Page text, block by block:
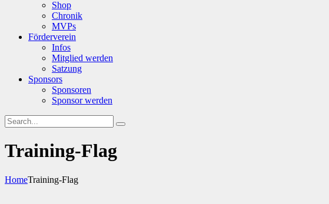
Shop
Chronik
MVPs
Förderverein
Infos
Mitglied werden
Satzung
Sponsors
Sponsoren
Sponsor werden
Training-Flag
HomeTraining-Flag